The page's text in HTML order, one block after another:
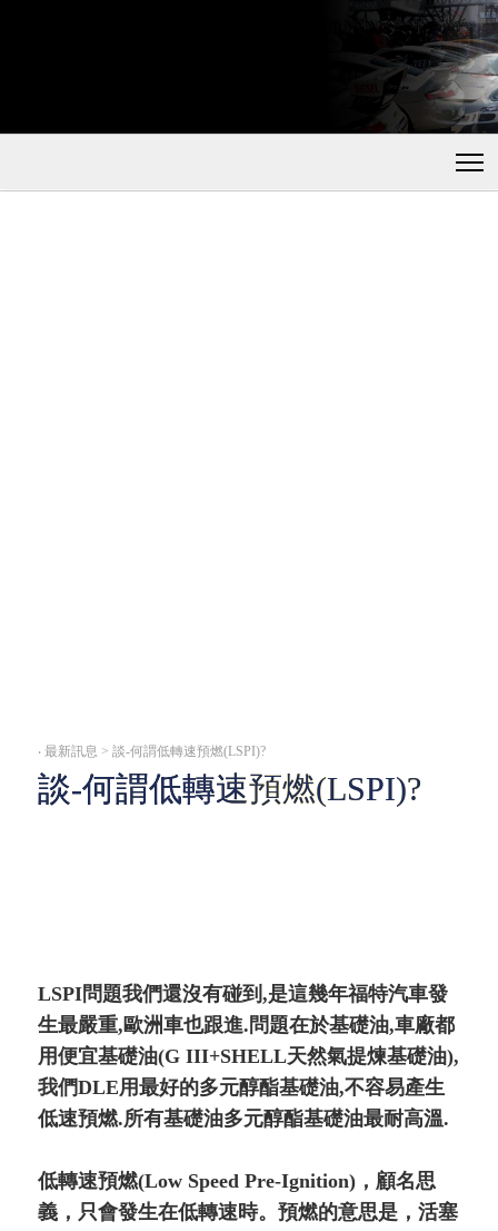
‧最新訊息 > 談-何謂低轉速預燃(LSPI)?
談-何謂低轉速預燃(LSPI)?
LSPI問題我們還沒有碰到,是這幾年福特汽車發
生最嚴重,歐洲車也跟進.問題在於基礎油,車廠都
用便宜基礎油(G III+SHELL天然氣提煉基礎油),
我們DLE用最好的多元醇酯基礎油,不容易產生
低速預燃.所有基礎油多元醇酯基礎油最耐高溫.
低轉速預燃(Low Speed Pre-Ignition)，顧名思
義，只會發生在低轉速時。預燃的意思是，活塞